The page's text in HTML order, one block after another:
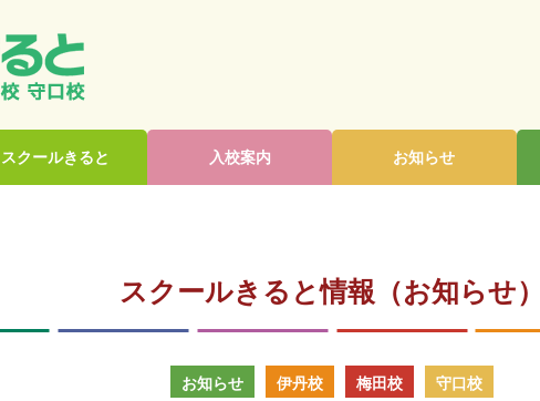
スクールきると 入校案内 お知らせ
スクールきると情報（お知らせ）
お知らせ 伊丹校 梅田校 守口校